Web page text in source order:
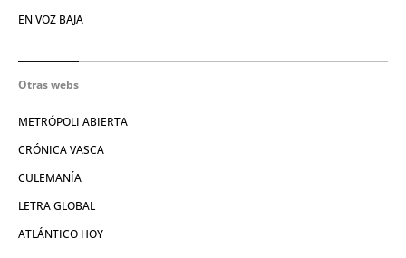
EN VOZ BAJA
Otras webs
METRÓPOLI ABIERTA
CRÓNICA VASCA
CULEMANÍA
LETRA GLOBAL
ATLÁNTICO HOY